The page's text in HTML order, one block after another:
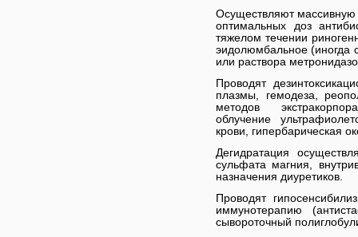
Осуществляют массивную
оптимальных доз
тяжелом течении
эидолюмбальное (иногда
или раствора
Проводят
плазмы, гемодеза,
методов
облучение
крови, гипербарическая
Дегидратация
сульфата магния,
назначения диуретиков.
Проводят
иммунотерапию
сывороточный